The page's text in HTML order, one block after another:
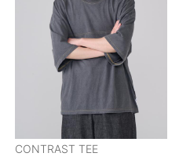
CONTRAST TEE